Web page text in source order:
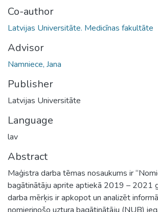
Co-author
Latvijas Universitāte. Medicīnas fakultāte
Advisor
Namniece, Jana
Publisher
Latvijas Universitāte
Language
lav
Abstract
Maģistra darba tēmas nosaukums ir
bagātinātāju aprite aptiekā 2019 – 2021
darba mērķis ir apkopot un analizēt